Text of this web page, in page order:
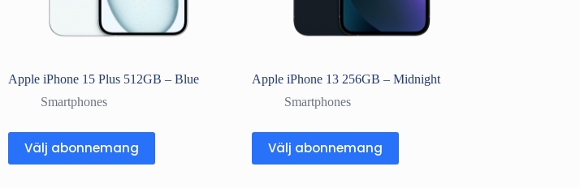
Apple iPhone 15 Plus 512GB – Blue
Smartphones
Välj abonnemang
Apple iPhone 13 256GB – Midnight
Smartphones
Välj abonnemang